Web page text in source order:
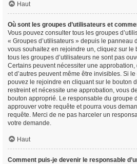
Haut
Où sont les groupes d’utilisateurs et
Vous pouvez consulter tous les groupes
« Groupes d’utilisateurs » depuis le panneau
vous souhaitez en rejoindre un, cliquez sur
tous les groupes d’utilisateurs ne sont pas
Certains peuvent nécessiter une approbation,
et d’autres peuvent même être invisibles. Si
pouvez le rejoindre en cliquant sur le bouton
restreint et nécessite une approbation, vous
bouton approprié. Le responsable du groupe
approuver votre requête et pourra vous
requête. Merci de ne pas harceler un
votre demande.
Haut
Comment puis-je devenir le responsable